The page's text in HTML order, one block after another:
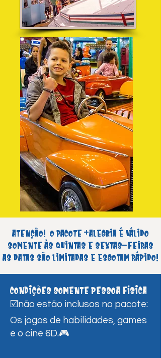
Atenção! O Pacote +Alegria é válido
somente às quintas e sextas-feiras
As datas são limitadas e esgotam rápido!
Condições Somente pessoa física
☑️não estão inclusos no pacote:
Os jogos de habilidades, games
e o cine 6D.🎮​